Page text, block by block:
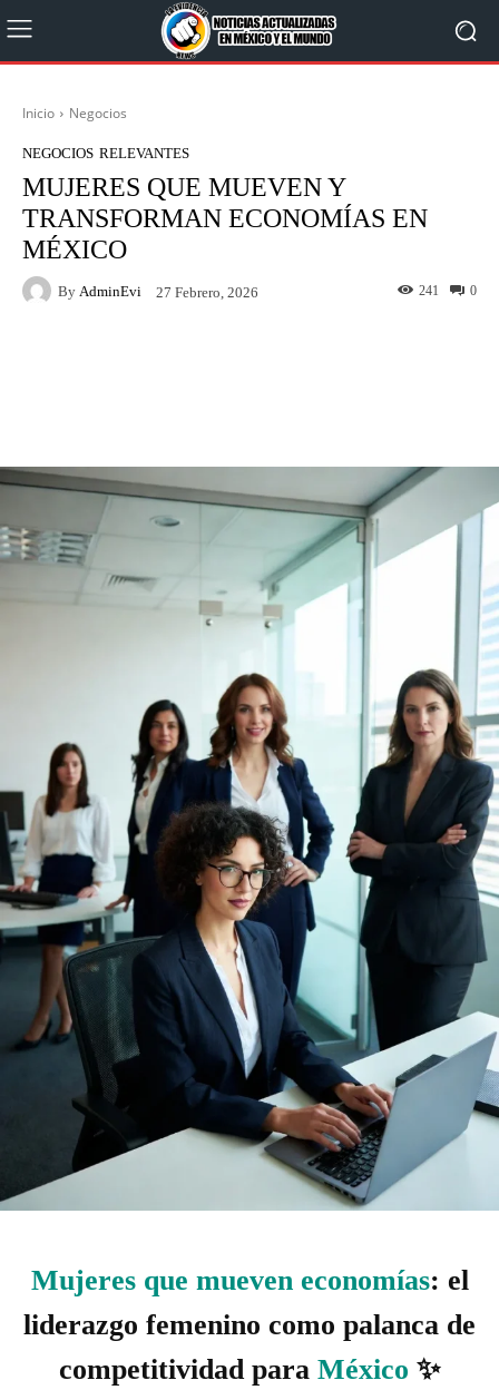
Inicio Negocios
NEGOCIOS RELEVANTES
MUJERES QUE MUEVEN Y
TRANSFORMAN ECONOMÍAS EN
MÉXICO
By AdminEvi 27 Febrero, 2026 0
241
Mujeres que mueven economías: el
liderazgo femenino como palanca de
competitividad para México ✨